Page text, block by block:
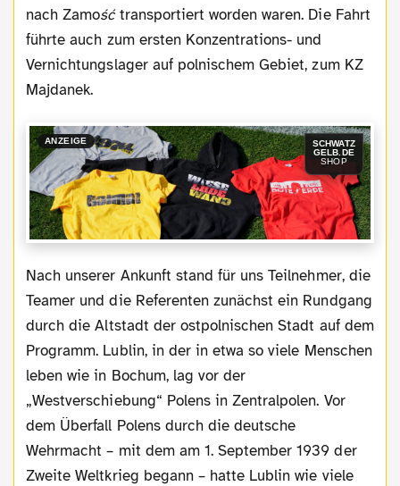
nach Zamośćtransportiert worden waren. Die Fahrt
führte auch zum ersten Konzentrations- und
Vernichtungslager auf polnischem Gebiet, zum KZ
Majdanek.
ANZEIGE
SCHWATZ
GELB.DE
SHOP
Nach unserer Ankunft stand für uns Teilnehmer, die
Teamer und die Referenten zunächst ein Rundgang
durch die Altstadt der ostpolnischen Stadt auf dem
Programm. Lublin, in der in etwa so viele Menschen
leben wie in Bochum, lag vor der
„Westverschiebung“ Polens in Zentralpolen. Vor
dem Überfall Polens durch die deutsche
Wehrmacht – mit dem am 1. September 1939 der
Zweite Weltkrieg begann – hatte Lublin wie viele